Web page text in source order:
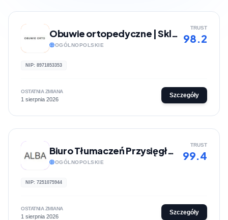
Obuwie ortopedyczne | Sklep internetowy Obuwie ORTO
OGÓLNOPOLSKIE
TRUST
98.2
NIP: 8971853353
OSTATNIA ZMIANA
1 sierpnia 2026
Szczegóły
Biuro Tłumaczeń Przysięgłych ALBA
OGÓLNOPOLSKIE
TRUST
99.4
NIP: 7251075944
OSTATNIA ZMIANA
1 sierpnia 2026
Szczegóły